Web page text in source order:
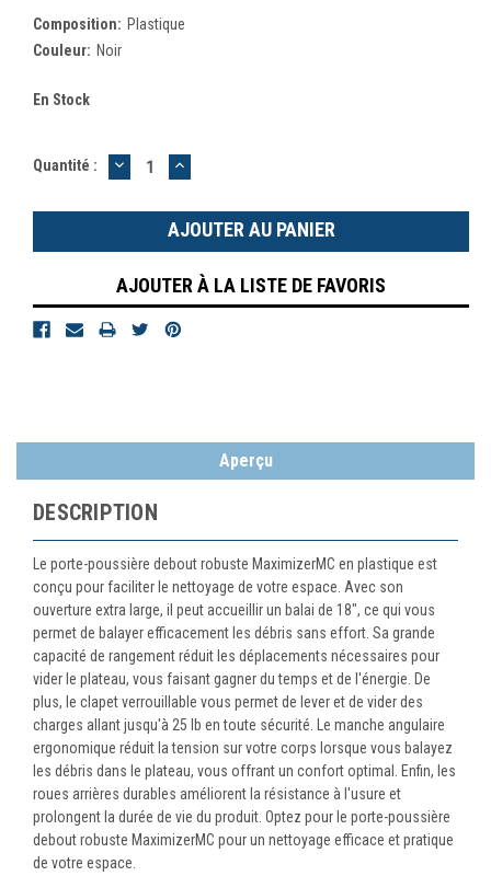
Composition: Plastique
Couleur: Noir
En Stock
Quantité : DIMINUER
LA
:
AUGMENTER
LA
:
AJOUTER À LA LISTE DE FAVORIS
Aperçu
DESCRIPTION
Le porte-poussière debout robuste MaximizerMC en plastique est
conçu pour faciliter le nettoyage de votre espace. Avec son
ouverture extra large, il peut accueillir un balai de 18", ce qui vous
permet de balayer efficacement les débris sans effort. Sa grande
capacité de rangement réduit les déplacements nécessaires pour
vider le plateau, vous faisant gagner du temps et de l'énergie. De
plus, le clapet verrouillable vous permet de lever et de vider des
charges allant jusqu'à 25 lb en toute sécurité. Le manche angulaire
ergonomique réduit la tension sur votre corps lorsque vous balayez
les débris dans le plateau, vous offrant un confort optimal. Enfin, les
roues arrières durables améliorent la résistance à l'usure et
prolongent la durée de vie du produit. Optez pour le porte-poussière
debout robuste MaximizerMC pour un nettoyage efficace et pratique
de votre espace.